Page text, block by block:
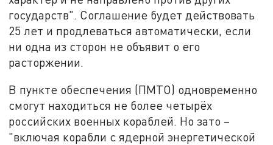
государств". Соглашение будет действовать
25 лет и продлеваться автоматически, если
ни одна из сторон не объявит о его
расторжении.
В пункте обеспечения (ПМТО) одновременно
смогут находиться не более четырёх
российских военных кораблей. Но зато –
"включая корабли с ядерной энергетической